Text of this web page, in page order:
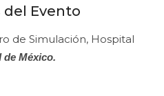
del Evento
de Simulación, Hospital
de México.